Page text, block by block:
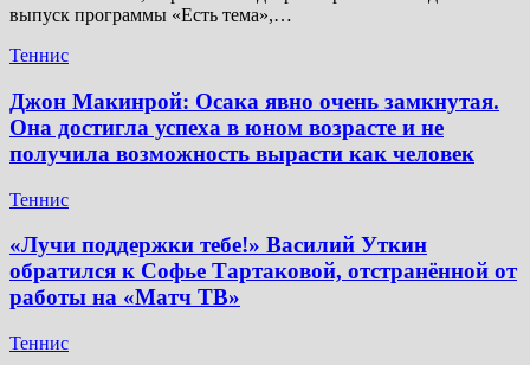
выпуск программы «Есть тема»,…
Теннис
Джон Макинрой: Осака явно очень замкнутая.
Она достигла успеха в юном возрасте и не
получила возможность вырасти как человек
Теннис
«Лучи поддержки тебе!» Василий Уткин
обратился к Софье Тартаковой, отстранённой от
работы на «Матч ТВ»
Теннис